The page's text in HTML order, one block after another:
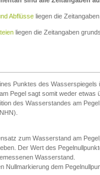
Abflüsse liegen die
liegen die Zeitangaben
Punktes des Wasserspiegels
Pegel sagt somit weder
des Wasserstandes am
zum Wasserstand am
Der Wert des
Wasserstand.
Nullmarkierung dem